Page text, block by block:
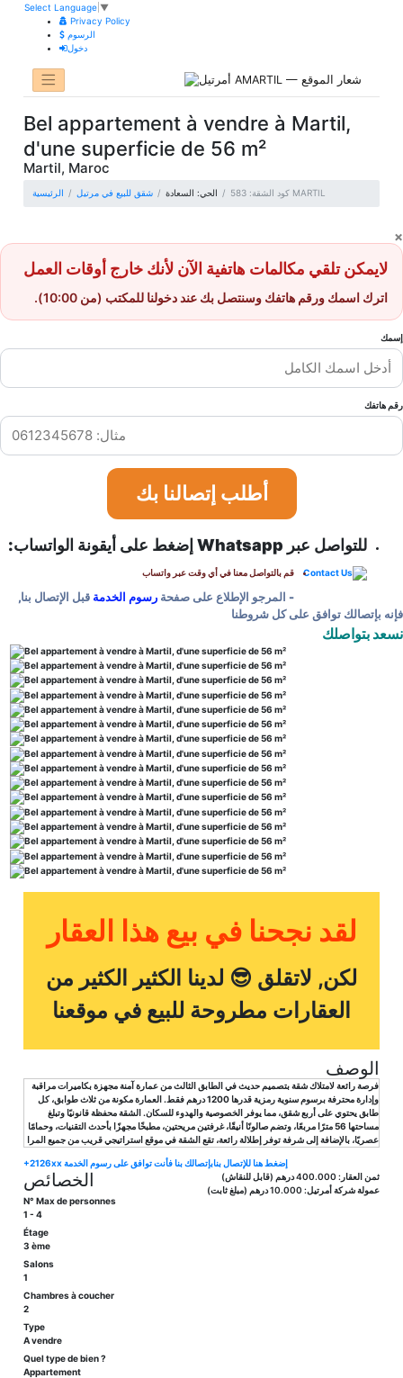
Select Language ▼
Privacy Policy
الرسوم
دخول
Bel appartement à vendre à Martil,
d'une superficie de 56 m²
Martil, Maroc
الرئيسية شقق للبيع في مرتيل الحي: السعادة كود الشقة: 583 MARTIL
×
لايمكن تلقي مكالمات هاتفية الآن لأنك خارج أوقات العمل
اترك اسمك ورقم هاتفك وسنتصل بك عند دخولنا للمكتب (من 10:00).
إسمك
رقم هاتفك
أطلب إتصالنا بك
للتواصل عبر Whatsapp إضغط على أيقونة الواتساب:
قم بالتواصل معنا في أي وقت عبر واتساب
- المرجو الإطلاع على صفحة رسوم الخدمة قبل الإتصال بنا,
فإنه بإتصالك توافق على كل شروطنا
نسعد بتواصلك
لقد نجحنا في بيع هذا العقار
لكن, لاتقلق 😎 لدينا الكثير الكثير من
العقارات مطروحة للبيع في موقعنا
الوصف
فرصة رائعة لامتلاك شقة بتصميم حديث في الطابق الثالث من عمارة آمنة مجهزة بكاميرات مراقبة
وإدارة محترفة برسوم سنوية رمزية قدرها 1200 درهم فقط. العمارة مكونة من ثلاث طوابق، كل
طابق يحتوي على أربع شقق، مما يوفر الخصوصية والهدوء للسكان. الشقة محفظة قانونيًا وتبلغ
مساحتها 56 مترًا مربعًا، وتضم صالونًا أنيقًا، غرفتين مريحتين، مطبخًا مجهزًا بأحدث التقنيات، وحمامًا
عصريًا، بالإضافة إلى شرفة توفر إطلالة رائعة، تقع الشقة في موقع استراتيجي قريب من جميع المرا
+2126xx إضغط هنا للإتصال بنابإتصالك بنا فأنت توافق على رسوم الخدمة
ثمن العقار:400.000 درهم
(قابل للنقاش)
عمولة شركة أمرتيل:10.000 درهم (مبلغ ثابت) الخصائص
N° Max de personnes
1 - 4
Étage
3 ème
Salons
1
Chambres à coucher
2
Type
A vendre
Quel type de bien ?
Appartement